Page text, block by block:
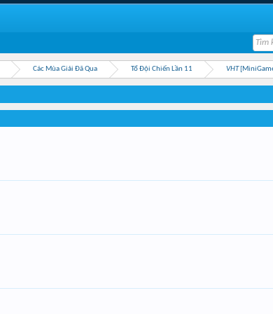
Các Mùa Giải Đã Qua Tổ Đội Chiến Lần 11 VHT